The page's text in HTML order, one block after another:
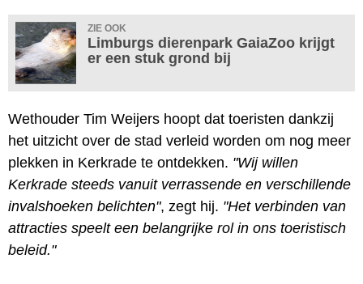
ZIE OOK
Limburgs dierenpark GaiaZoo krijgt
er een stuk grond bij
Wethouder Tim Weijers hoopt dat toeristen dankzij
het uitzicht over de stad verleid worden om nog meer
plekken in Kerkrade te ontdekken. "Wij willen
Kerkrade steeds vanuit verrassende en verschillende
invalshoeken belichten", zegt hij. "Het verbinden van
attracties speelt een belangrijke rol in ons toeristisch
beleid."